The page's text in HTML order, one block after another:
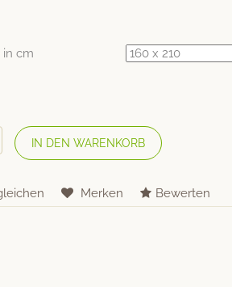
in cm
IN DEN WARENKORB
Merken Bewerten